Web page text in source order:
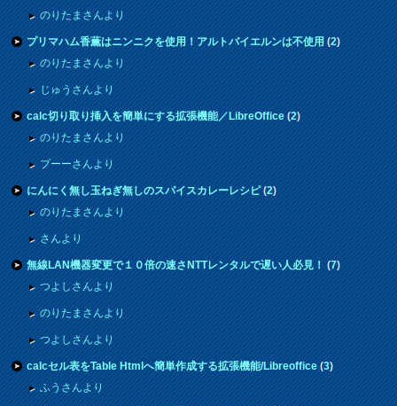
のりたまさんより
プリマハム香薫はニンニクを使用！アルトバイエルンは不使用(2)
のりたまさんより
じゅうさんより
calc切り取り挿入を簡単にする拡張機能／LibreOffice(2)
のりたまさんより
プーーさんより
にんにく無し玉ねぎ無しのスパイスカレーレシピ(2)
のりたまさんより
さんより
無線LAN機器変更で１０倍の速さNTTレンタルで遅い人必見！(7)
つよしさんより
のりたまさんより
つよしさんより
calcセル表をTable Htmlへ簡単作成する拡張機能/Libreoffice(3)
ふうさんより